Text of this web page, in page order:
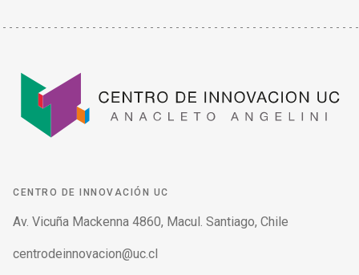
CENTRO DE INNOVACIÓN UC
Av. Vicuña Mackenna 4860, Macul. Santiago, Chile
centrodeinnovacion@uc.cl